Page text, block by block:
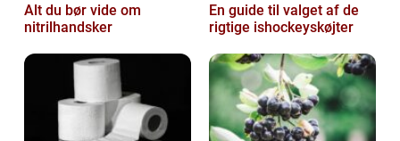
Alt du bør vide om
nitrilhandsker
En guide til valget af de
rigtige ishockeyskøjter